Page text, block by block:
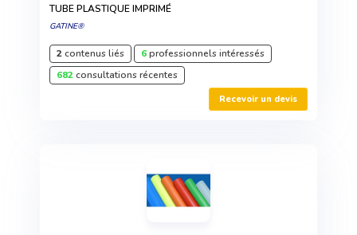
TUBE PLASTIQUE IMPRIMÉ
GATINE®
2contenus liés 6professionnels intéressés
682consultations récentes
Recevoir un devis